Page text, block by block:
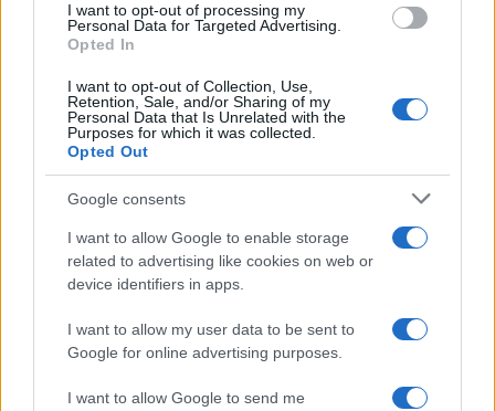
I want to opt-out of processing my
Personal Data for Targeted Advertising.
Opted In
I want to opt-out of Collection, Use,
Retention, Sale, and/or Sharing of my
Personal Data that Is Unrelated with the
Purposes for which it was collected.
Opted Out
Google consents
I want to allow Google to enable storage
related to advertising like cookies on web or
device identifiers in apps.
I want to allow my user data to be sent to
Google for online advertising purposes.
I want to allow Google to send me
provvisorio a La Maddalena
Allarme truffe a Berchidda, falsi incaricati
bussano alle porte
Notre-Dame de Paris conquista Olbia, la prima
al Molo Brin è un successo
Strada Sassari-Olbia, incidente all’alba: ferito il
Eventi in Gallura, da Jovanotti alla zuppa
gallurese: gli appuntamenti da non perdere